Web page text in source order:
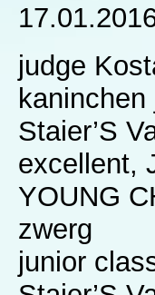
judge
Staier’S
excellent,
YOUNG
zwerg
junior